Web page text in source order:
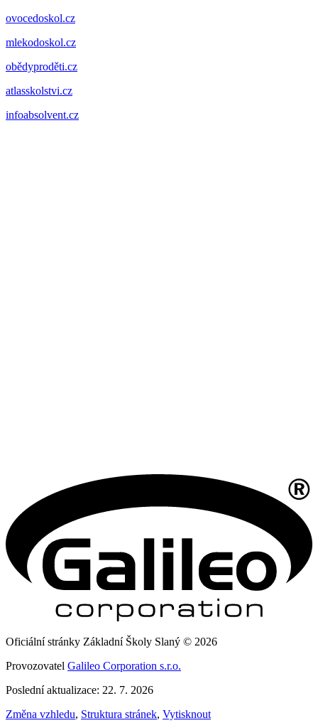
ovocedoskol.cz
mlekodoskol.cz
obědyproděti.cz
atlasskolstvi.cz
infoabsolvent.cz
Oficiální stránky Základní Školy Slaný © 2026
Provozovatel Galileo Corporation s.r.o.
Poslední aktualizace: 22. 7. 2026
Změna vzhledu, Struktura stránek, Vytisknout